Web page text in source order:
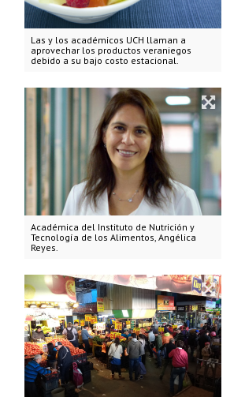
Las y los académicos UCH llaman a
aprovechar los productos veraniegos
debido a su bajo costo estacional.
Académica del Instituto de Nutrición y
Tecnología de los Alimentos, Angélica
Reyes.